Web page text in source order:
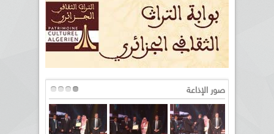
صور الإذاعة